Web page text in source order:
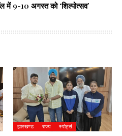
9-10 अगस्त को ‘शिल्पोत्सव’
झारखण्ड राज्य स्पोर्ट्स